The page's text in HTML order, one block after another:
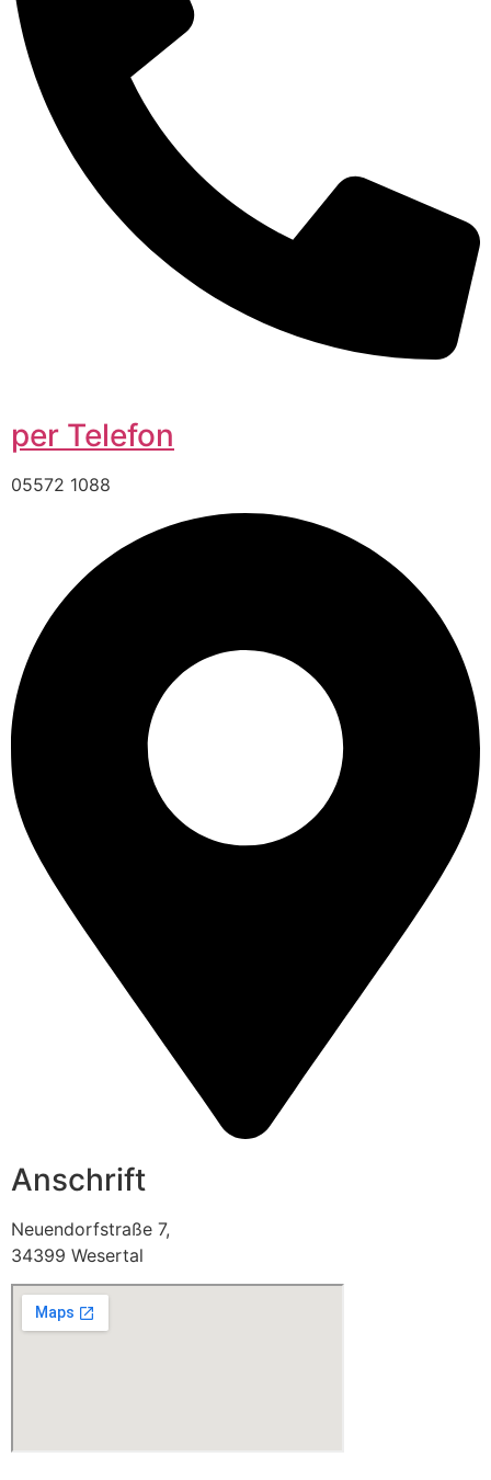
per Telefon
05572 1088
Anschrift
Neuendorfstraße 7,
34399 Wesertal